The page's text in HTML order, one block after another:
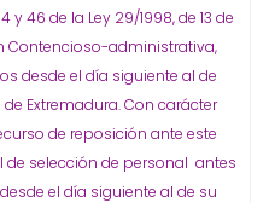
y 46 de la Ley 29/1998, de 13 de
Contencioso-administrativa,
desde el día siguiente al de
Extremadura. Con carácter
de reposición ante este
selección de personal antes
desde el día siguiente al de su